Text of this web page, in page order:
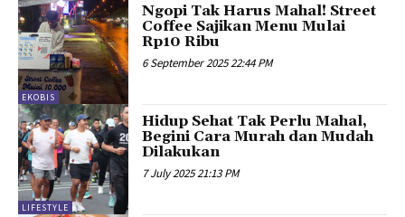
EKOBIS
Ngopi Tak Harus Mahal! Street
Coffee Sajikan Menu Mulai
Rp10 Ribu
6 September 2025 22:44 PM
LIFESTYLE
Hidup Sehat Tak Perlu Mahal,
Begini Cara Murah dan Mudah
Dilakukan
7 July 2025 21:13 PM